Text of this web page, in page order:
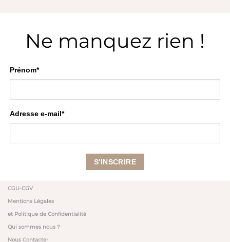
Ne manquez rien !
Prénom*
Adresse e-mail*
CGU-CGV
Mentions Légales
et Politique de Confidentialité
Qui sommes nous ?
Nous Contacter